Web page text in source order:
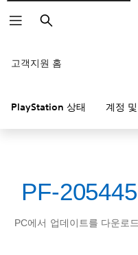
검
색
고객지원 홈
PlayStation 상태 계정
PF-
PC에서 업데이트를 다운로